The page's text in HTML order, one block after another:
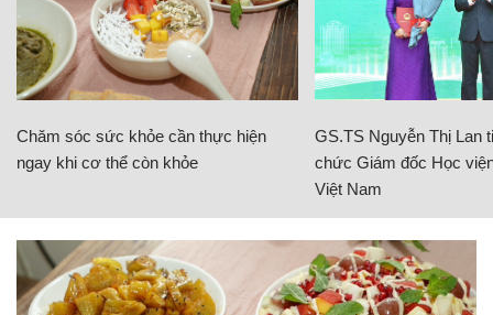
Chăm sóc sức khỏe cần thực hiện
ngay khi cơ thể còn khỏe
GS.TS Nguyễn Thị Lan
chức Giám đốc Học
Việt Nam